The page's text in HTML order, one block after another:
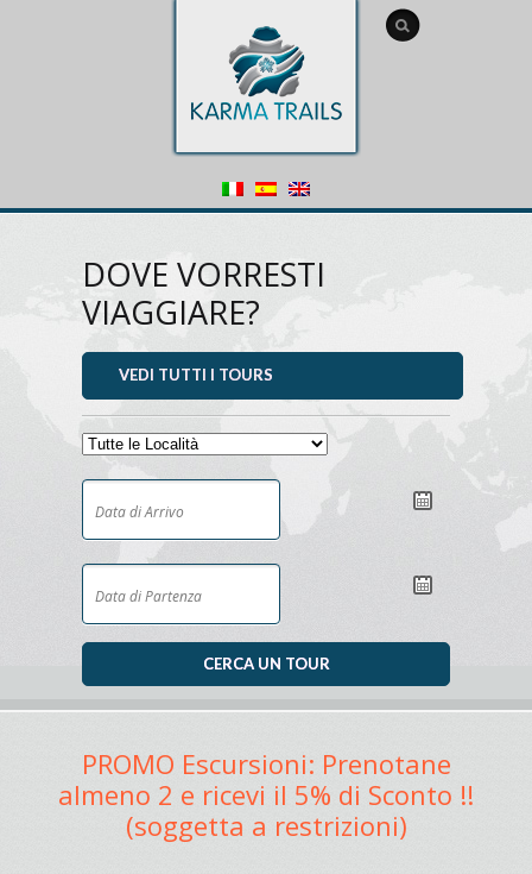
DOVE VORRESTI
VIAGGIARE?
VEDI TUTTI I TOURS
PROMO Escursioni: Prenotane
almeno 2 e ricevi il 5% di Sconto !!
(soggetta a restrizioni)